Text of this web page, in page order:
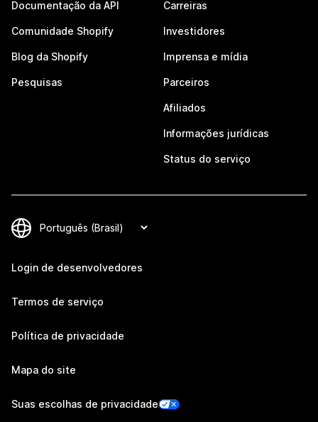
Documentação da API
Comunidade Shopify
Blog da Shopify
Pesquisas
Carreiras
Investidores
Imprensa e mídia
Parceiros
Afiliados
Informações jurídicas
Status do serviço
Login de desenvolvedores
Termos de serviço
Política de privacidade
Mapa do site
Suas escolhas de privacidade